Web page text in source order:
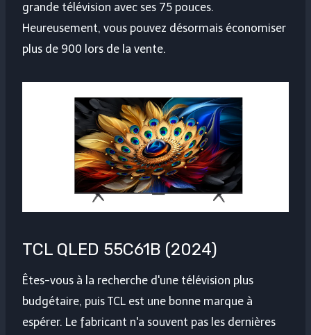
grande télévision avec ses 75 pouces.
Heureusement, vous pouvez désormais économiser
plus de 900 lors de la vente.
TCL QLED 55C61B (2024)
Êtes-vous à la recherche d'une télévision plus
budgétaire, puis TCL est une bonne marque à
espérer. Le fabricant n'a souvent pas les dernières